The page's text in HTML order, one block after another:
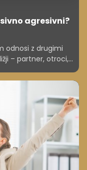
agresivni?
odnosi z drugimi
– partner, otroci,
informacije, ki
poznate,
na kakšen način
Ste prekomerno
kaj iztiri? In
jezo?